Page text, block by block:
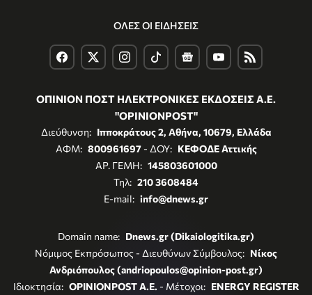
ΟΛΕΣ ΟΙ ΕΙΔΗΣΕΙΣ
ΟΠΙΝΙΟΝ ΠΟΣΤ ΗΛΕΚΤΡΟΝΙΚΕΣ ΕΚΔΟΣΕΙΣ Α.Ε.
"OPINIONPOST"
Διεύθυνση: Ιπποκράτους 2, Αθήνα, 10679, Ελλάδα
ΑΦΜ: 800961697- ΔΟΥ: ΚΕΦΟΔΕ Αττικής
ΑΡ. ΓΕΜΗ: 145803601000
Τηλ: 210 3608484
E-mail: info@dnews.gr
Domain name: Dnews.gr (Dikaiologitika.gr)
Νόμιμος Εκπρόσωπος - Διευθύνων Σύμβουλος: Νίκος
Ανδριόπουλος (andriopoulos@opinion-post.gr)
Ιδιοκτησία: OPINIONPOST A.E. - Μέτοχοι: ENERGY REGISTER